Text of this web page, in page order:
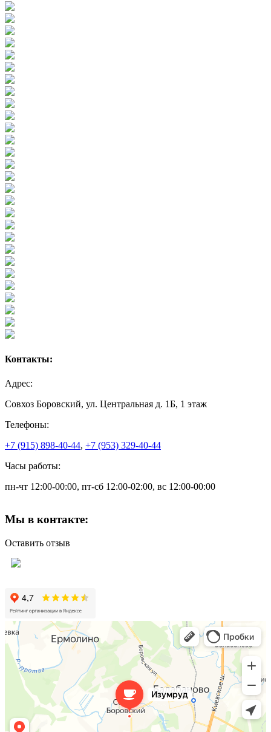
Контакты:
Адрес:
Совхоз Боровский, ул. Центральная д. 1Б, 1 этаж
Телефоны:
+7 (915) 898-40-44, +7 (953) 329-40-44
Часы работы:
пн-чт 12:00-00:00, пт-сб 12:00-02:00, вс 12:00-00:00
Мы в контакте:
Оставить отзыв